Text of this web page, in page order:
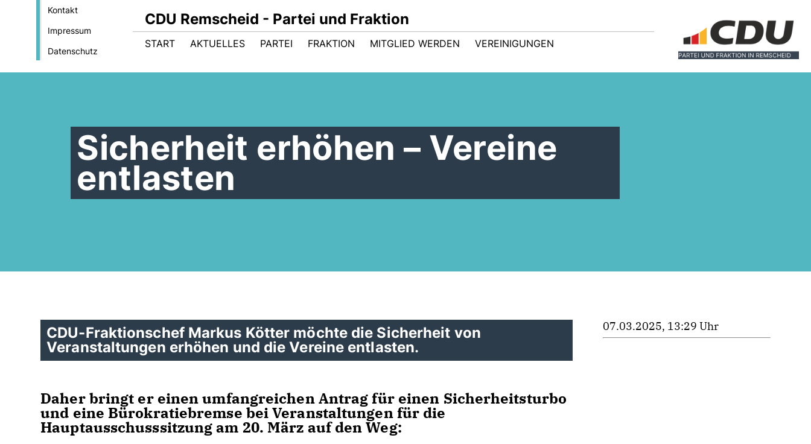
Kontakt
Impressum
Datenschutz
CDU Remscheid - Partei und Fraktion
START AKTUELLES PARTEI FRAKTION MITGLIED WERDEN VEREINIGUNGEN
Sicherheit erhöhen – Vereine
entlasten
CDU-Fraktionschef Markus Kötter möchte die Sicherheit von
Veranstaltungen erhöhen und die Vereine entlasten.
Daher bringt er einen umfangreichen Antrag für einen Sicherheitsturbo
und eine Bürokratiebremse bei Veranstaltungen für die
Hauptausschusssitzung am 20. März auf den Weg:
07.03.2025, 13:29 Uhr